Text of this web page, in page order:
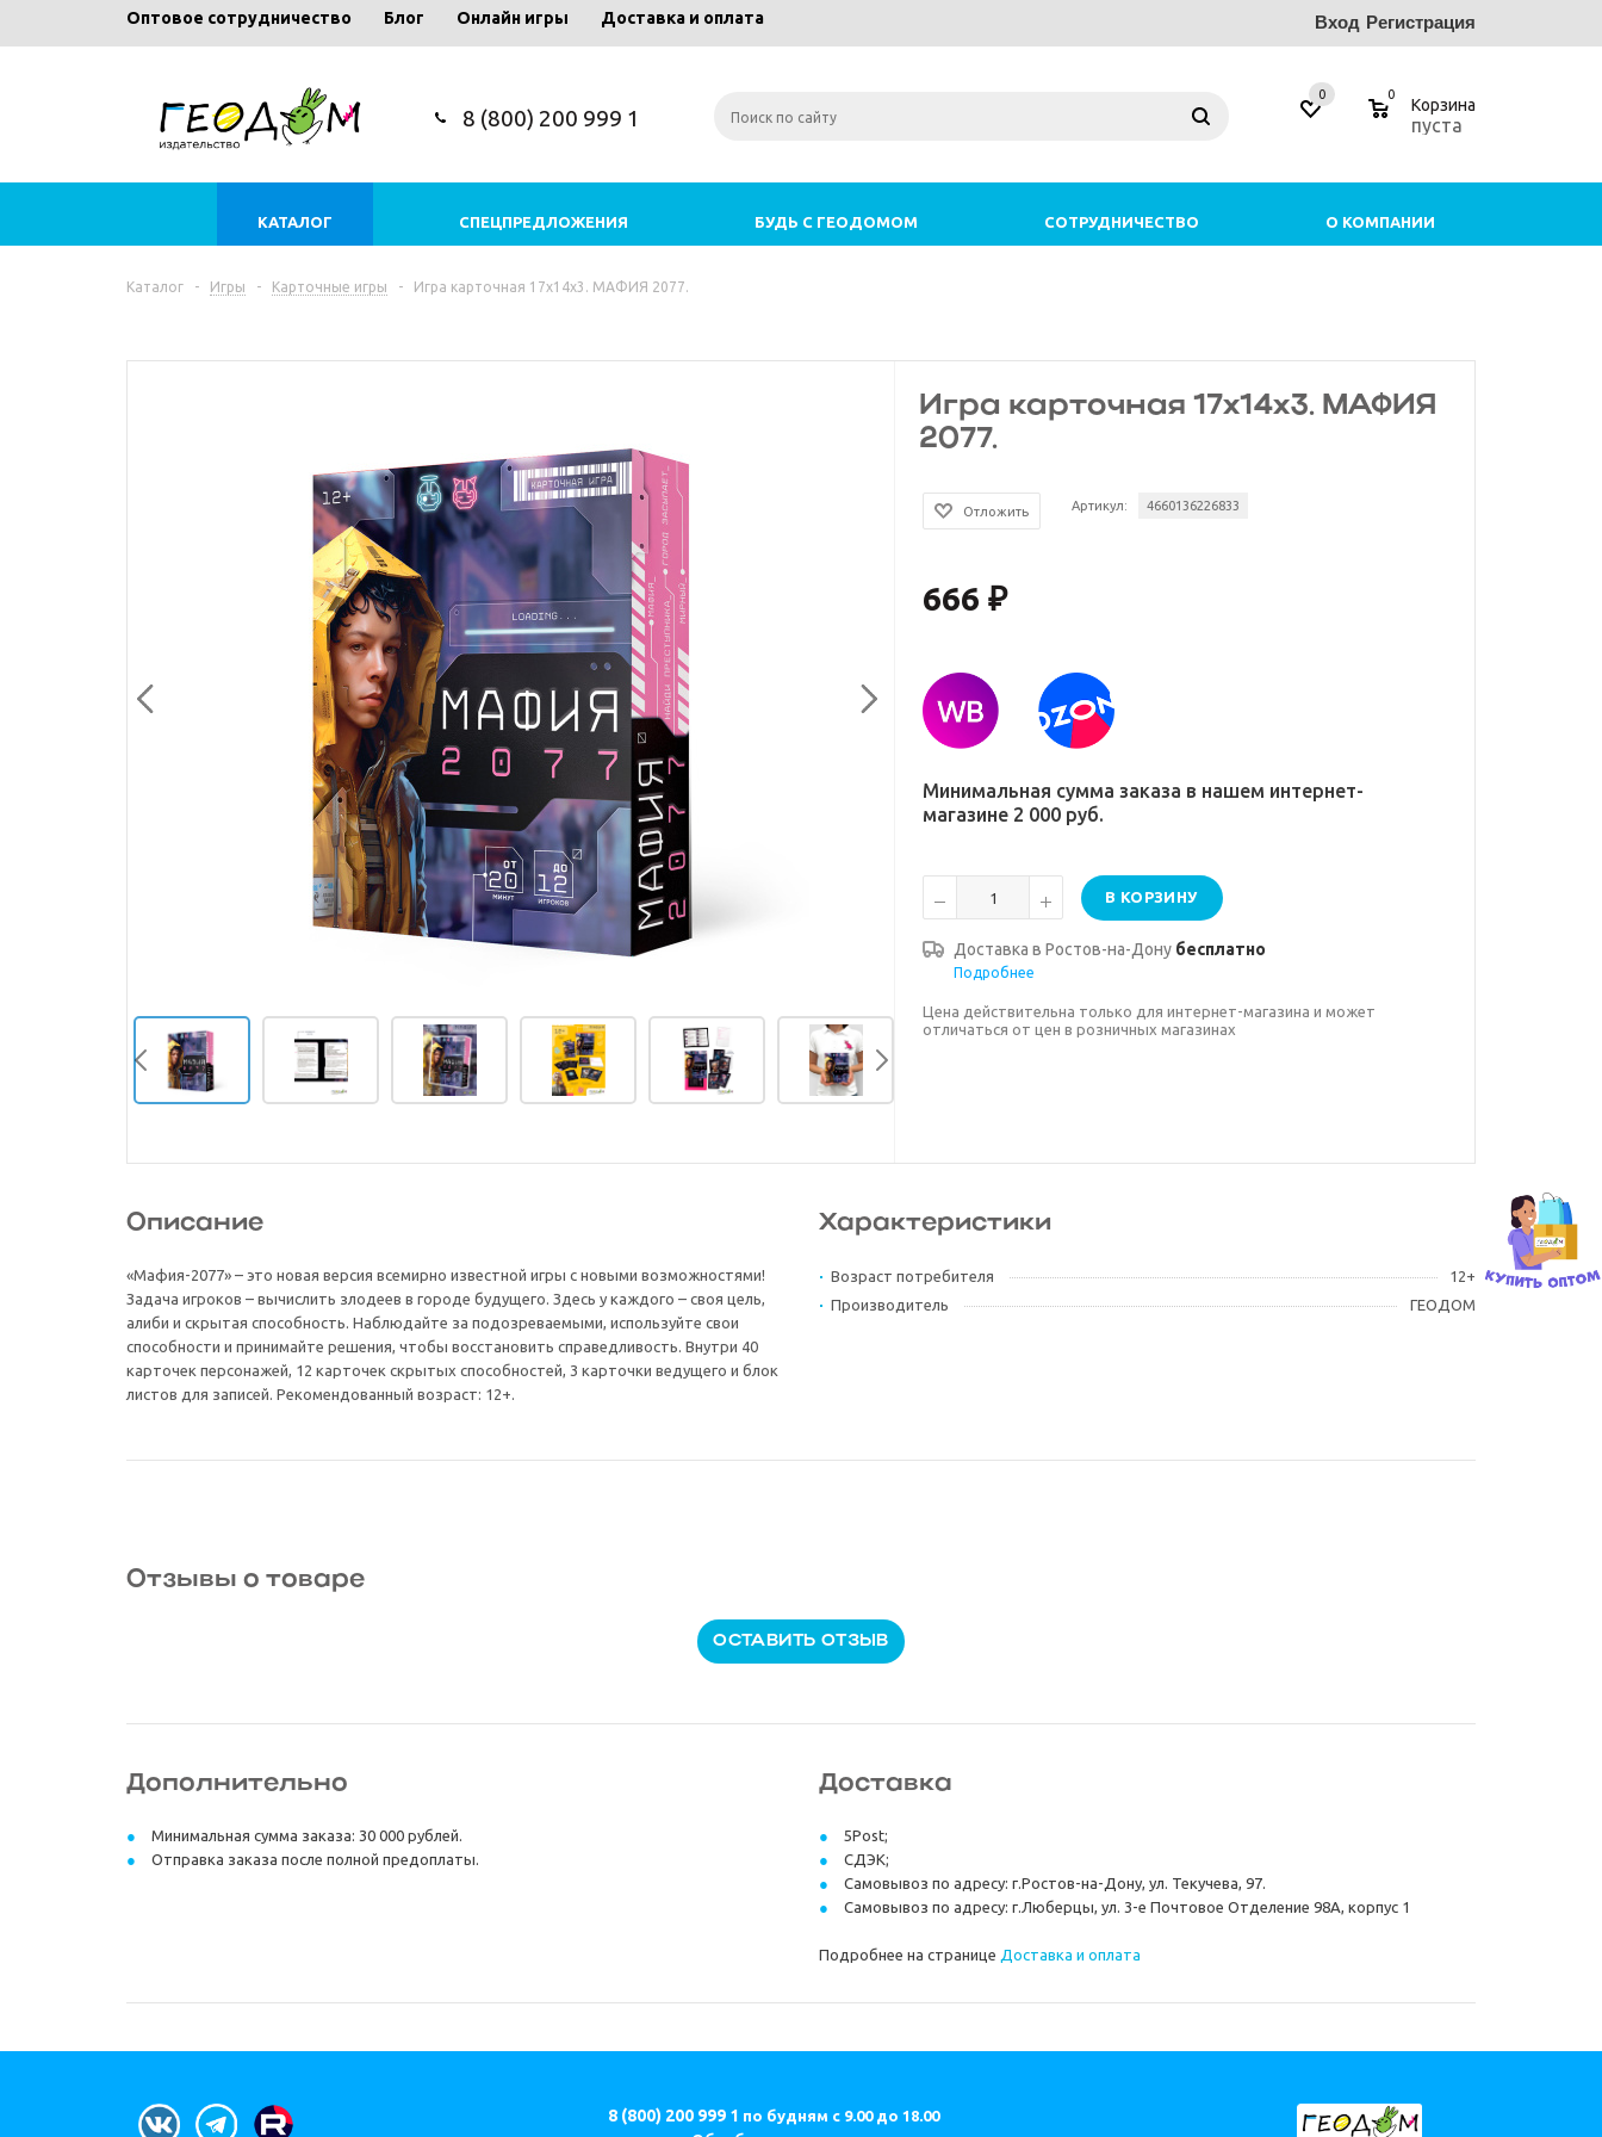
Оптовое сотрудничество Блог Онлайн игры Доставка и оплата Вход Регистрация
8 (800) 200 999 1
0 0
Корзина
пуста
КАТАЛОГ СПЕЦПРЕДЛОЖЕНИЯ БУДЬ С ГЕОДОМОМ СОТРУДНИЧЕСТВО О КОМПАНИИ
Каталог - Игры - Карточные игры - Игра карточная 17х14х3. МАФИЯ 2077.
Игра карточная 17х14х3. МАФИЯ
2077.
Отложить Артикул: 4660136226833
666 ₽
Минимальная сумма заказа в нашем интернет-
магазине 2 000 руб.
В КОРЗИНУ
Доставка вРостов-на-Дону бесплатно
Подробнее
Цена действительна только для интернет-магазина и может
отличаться от цен в розничных магазинах
Описание
«Мафия-2077» – это новая версия всемирно известной игры с новыми возможностями!
Задача игроков – вычислить злодеев в городе будущего. Здесь у каждого – своя цель,
алиби и скрытая способность. Наблюдайте за подозреваемыми, используйте свои
способности и принимайте решения, чтобы восстановить справедливость. Внутри 40
карточек персонажей, 12 карточек скрытых способностей, 3 карточки ведущего и блок
листов для записей. Рекомендованный возраст: 12+.
Характеристики
Возраст потребителя
12+
Производитель
ГЕОДОМ
Отзывы о товаре
ОСТАВИТЬ ОТЗЫВ
Дополнительно
Минимальная сумма заказа: 30 000 рублей.
Отправка заказа после полной предоплаты.
Доставка
5Post;
СДЭК;
Самовывоз по адресу: г.Ростов-на-Дону, ул. Текучева, 97.
Самовывоз по адресу: г.Люберцы, ул. 3-е Почтовое Отделение 98А, корпус 1
Подробнее на странице Доставка и оплата
8 (800) 200 999 1 по будням с 9.00 до 18.00